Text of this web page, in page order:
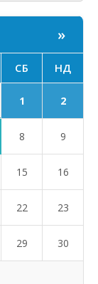
»
СБ НД
1 2
8 9
15 16
22 23
29 30